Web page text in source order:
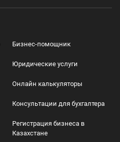
Бизнес-помощник
Юридические услуги
Онлайн калькуляторы
Консультации для бухгалтера
Регистрация бизнеса в
Казахстане